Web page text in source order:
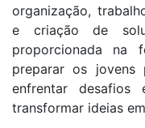
organização,
e criação de
proporcionada na
preparar os jovens
enfrentar desafios
transformar ideias